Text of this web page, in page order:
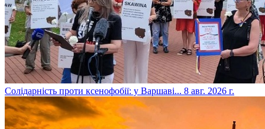
​Солідарність проти ксенофобії: у Варшаві... 8 авг. 2026 г.